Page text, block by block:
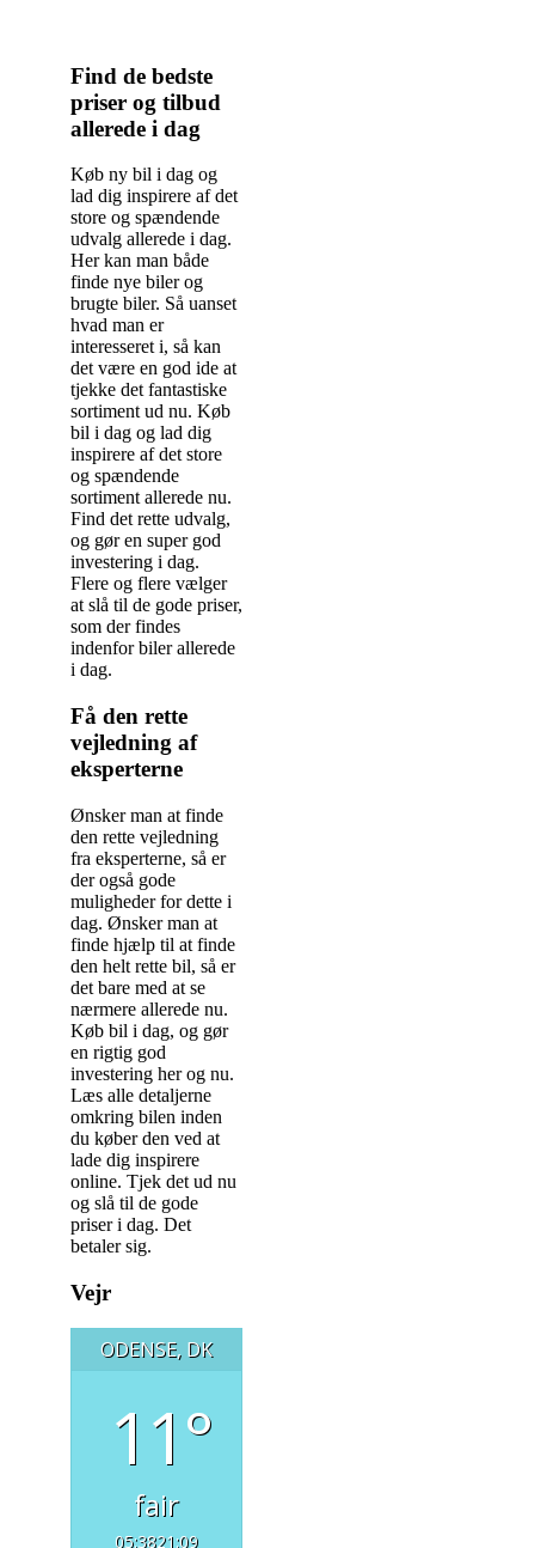
Find de bedste
priser og tilbud
allerede i dag
Køb ny bil i dag og
lad dig inspirere af det
store og spændende
udvalg allerede i dag.
Her kan man både
finde nye biler og
brugte biler. Så uanset
hvad man er
interesseret i, så kan
det være en god ide at
tjekke det fantastiske
sortiment ud nu. Køb
bil i dag og lad dig
inspirere af det store
og spændende
sortiment allerede nu.
Find det rette udvalg,
og gør en super god
investering i dag.
Flere og flere vælger
at slå til de gode priser,
som der findes
indenfor biler allerede
i dag.
Få den rette
vejledning af
eksperterne
Ønsker man at finde
den rette vejledning
fra eksperterne, så er
der også gode
muligheder for dette i
dag. Ønsker man at
finde hjælp til at finde
den helt rette bil, så er
det bare med at se
nærmere allerede nu.
Køb bil i dag, og gør
en rigtig god
investering her og nu.
Læs alle detaljerne
omkring bilen inden
du køber den ved at
lade dig inspirere
online. Tjek det ud nu
og slå til de gode
priser i dag. Det
betaler sig.
Indlægsnavigation
Vejr
ODENSE, DK
11°
fair
05:3821:09